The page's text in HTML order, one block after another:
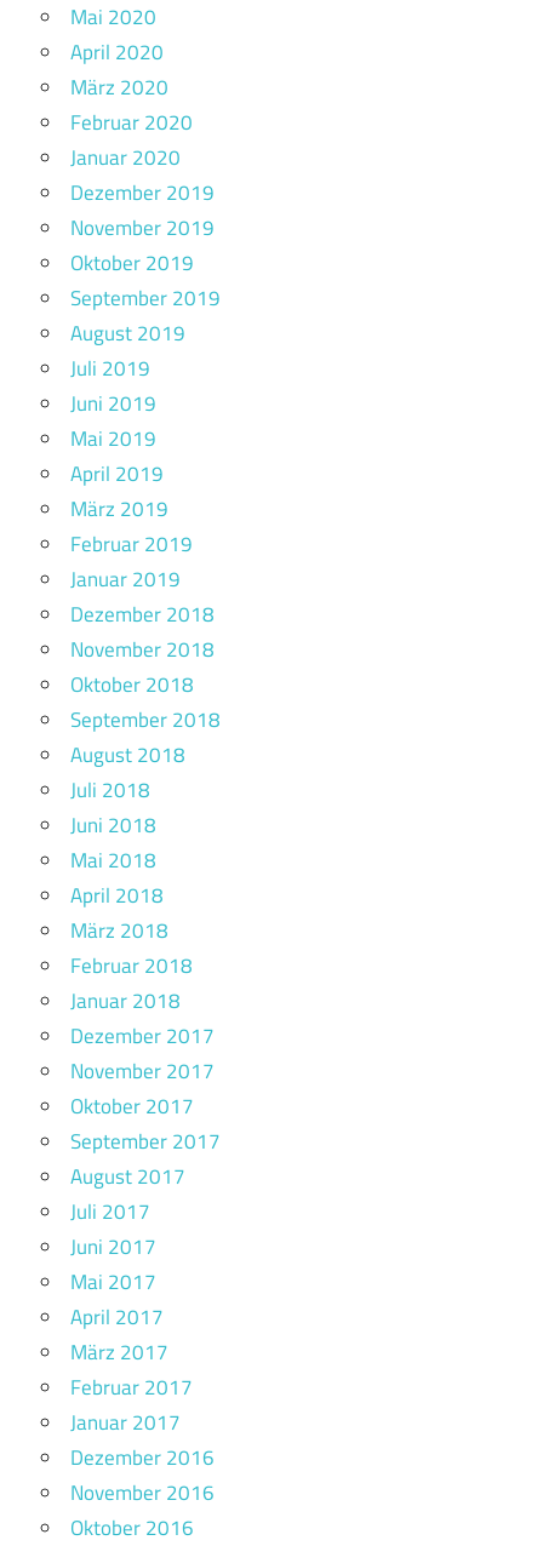
Mai 2020
April 2020
März 2020
Februar 2020
Januar 2020
Dezember 2019
November 2019
Oktober 2019
September 2019
August 2019
Juli 2019
Juni 2019
Mai 2019
April 2019
März 2019
Februar 2019
Januar 2019
Dezember 2018
November 2018
Oktober 2018
September 2018
August 2018
Juli 2018
Juni 2018
Mai 2018
April 2018
März 2018
Februar 2018
Januar 2018
Dezember 2017
November 2017
Oktober 2017
September 2017
August 2017
Juli 2017
Juni 2017
Mai 2017
April 2017
März 2017
Februar 2017
Januar 2017
Dezember 2016
November 2016
Oktober 2016